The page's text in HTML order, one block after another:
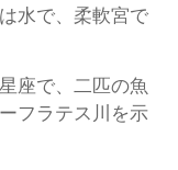
水で、柔軟宮で
座で、二匹の魚
フラテス川を示